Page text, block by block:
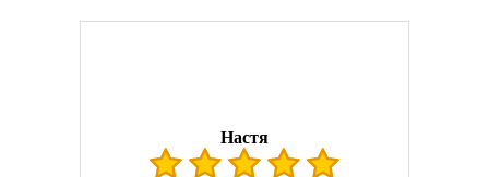
Настя